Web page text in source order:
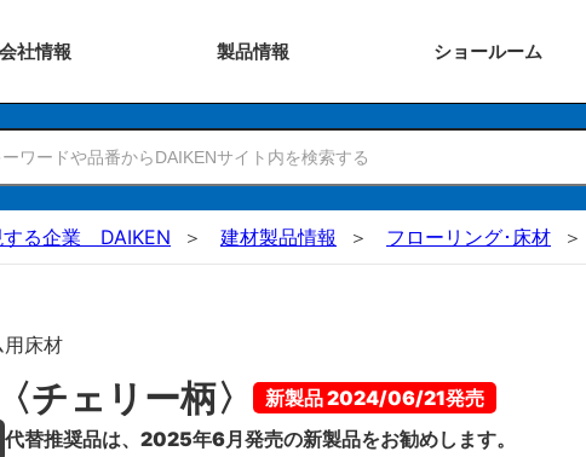
会社情報 製品情報 ショールーム
する企業 DAIKEN 建材製品情報 フローリング･床材
床材
ェリー柄〉 新製品 2024/06/21発売
代替推奨品は、2025年6月発売の新製品をお勧めします。